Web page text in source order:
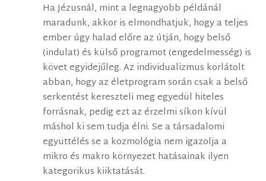
Ha Jézusnál, mint a legnagyobb példánál
maradunk, akkor is elmondhatjuk, hogy a teljes
ember úgy halad előre az útján, hogy belső
(indulat) és külső programot (engedelmesség) is
követ egyidejűleg. Az individualizmus korlátolt
abban, hogy az életprogram során csak a belső
serkentést kereszteli meg egyedül hiteles
forrásnak, pedig ezt az érzelmi síkon kívül
máshol ki sem tudja élni. Se a társadalomi
együttélés se a kozmológia nem igazolja a
mikro és makro környezet hatásainak ilyen
kategorikus kiiktatását.